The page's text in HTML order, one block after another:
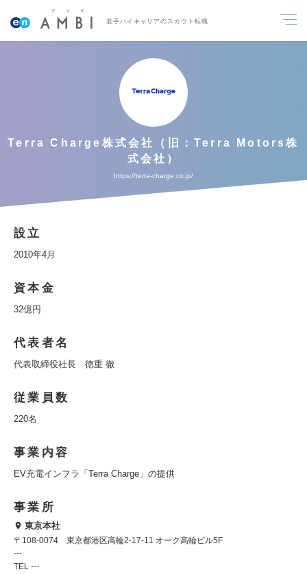
若手ハイキャリアのスカウト転職
Terra Charge株式会社（旧：Terra Motors株
式会社）
https://terra-charge.co.jp/
設立
2010年4月
資本金
32億円
代表者名
代表取締役社長 徳重 徹
従業員数
220名
事業内容
EV充電インフラ「Terra Charge」の提供
事業所
東京本社
〒108-0074 東京都港区高輪2-17-11 オーク高輪ビル5F
---
TEL ---